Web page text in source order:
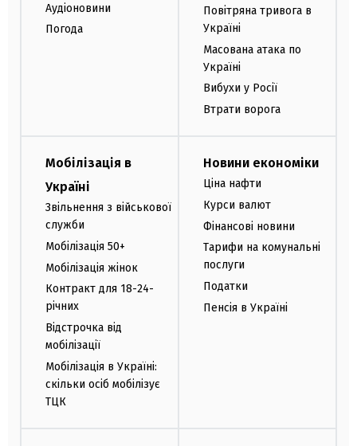
Аудіоновини
Погода
Повітряна тривога в
Україні
Масована атака по
Україні
Вибухи у Росії
Втрати ворога
Мобілізація в
Україні
Звільнення з військової
служби
Мобілізація 50+
Мобілізація жінок
Контракт для 18-24-
річних
Відстрочка від
мобілізації
Мобілізація в Україні:
скільки осіб мобілізує
ТЦК
Новини економіки
Ціна нафти
Курси валют
Фінансові новини
Тарифи на комунальні
послуги
Податки
Пенсія в Україні